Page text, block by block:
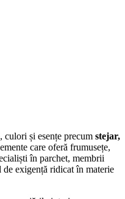
culori și esențe precum stejar,
care oferă frumusețe,
în parchet, membrii
exigență ridicat în materie